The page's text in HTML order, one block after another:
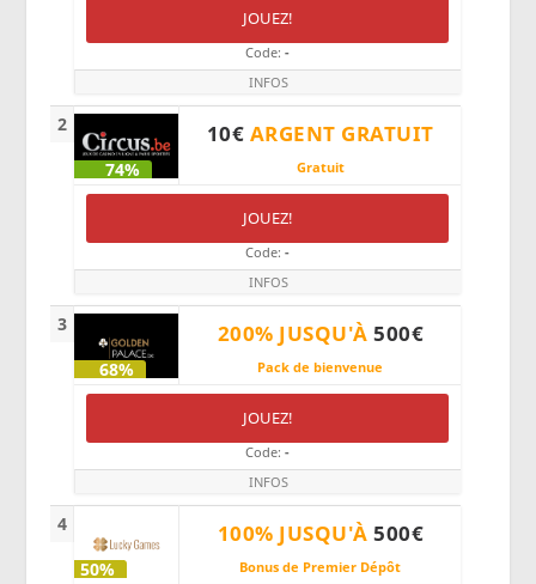
JOUEZ!
Code:-
INFOS
2
74%
10€ ARGENT GRATUIT
Gratuit
JOUEZ!
Code:-
INFOS
3
68%
200% JUSQU'À 500€
Pack de bienvenue
JOUEZ!
Code:-
INFOS
4
50%
100% JUSQU'À 500€
Bonus de Premier Dépôt